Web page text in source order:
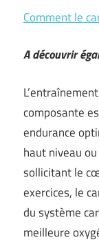
Comment le
A découvrir
composante
endurance
haut niveau
sollicitant le
exercices, le
du système
meilleure